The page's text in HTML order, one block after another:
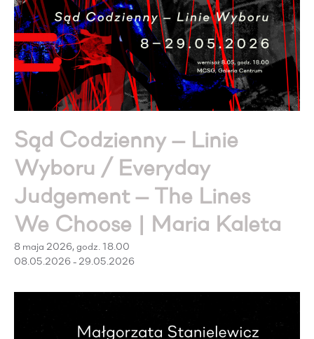
Sąd Codzienny — Linie
Wyboru / Everyday
Judgement — The Lines
We Choose | Maria Kaleta
8 maja 2026, godz. 18.00
08.05.2026 - 29.05.2026